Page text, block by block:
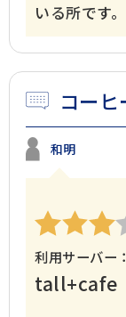
いる所です。
コー
和明
利用サーバー：
tall+cafe